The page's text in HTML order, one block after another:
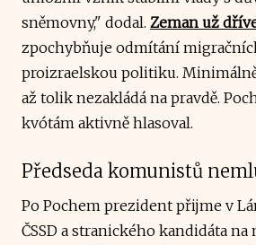
sněmovny," dodal. Zeman už
zpochybňuje odmítání
proizraelskou politiku.
až tolik nezakládá na pravdě.
kvótám aktivně hlasoval.
Předseda komunistů
Po Pochem prezident přijme v
ČSSD a stranického kandidáta